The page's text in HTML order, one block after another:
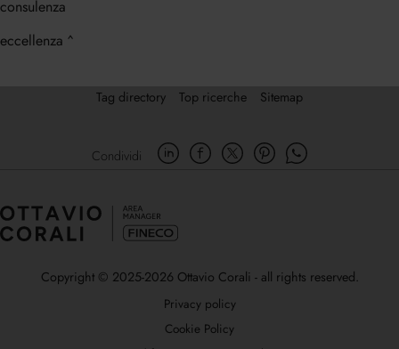
consulenza
eccellenza
Tag directory Top ricerche Sitemap
Condividi
Copyright © 2025-2026 Ottavio Corali - all rights reserved.
Privacy policy
Cookie Policy